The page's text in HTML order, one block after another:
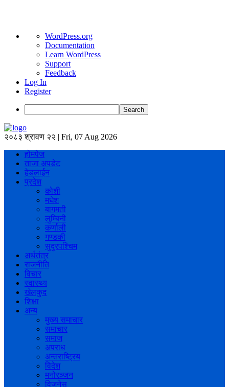
About
WordPress
WordPress.org
Documentation
Learn WordPress
Support
Feedback
Log In
Register
Search
२०८३ श्रावण २२ | Fri, 07 Aug 2026
होमपेज
ताजा अपडेट
हेडलाईन
प्रदेश
कोशी
मधेश
बागमती
लुम्बिनी
कर्णाली
गण्डकी
सुदुरपश्चिम
अर्थतंत्र
राजनीति
विचार
स्वास्थ्य
खेलकुद
शिक्षा
अन्य
मुख्य समाचार
समाचार
समाज
अपराध
अन्तराष्ट्रिय
विदेश
मनोरञ्जन
विजनेस